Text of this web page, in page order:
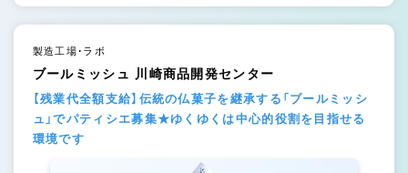
製造工場・ラボ
ブールミッシュ 川崎商品開発センター
【残業代全額支給】伝統の仏菓子を継承する「ブールミッシ
ュ」でパティシエ募集★ゆくゆくは中心的役割を目指せる
環境です